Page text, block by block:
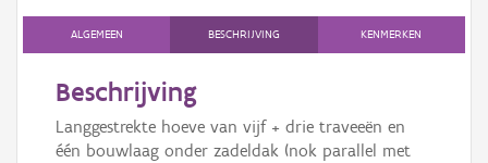
ALGEMEEN BESCHRIJVING KENMERKEN
Beschrijving
Langgestrekte hoeve van vijf + drie traveeën en
één bouwlaag onder zadeldak (nok parallel met